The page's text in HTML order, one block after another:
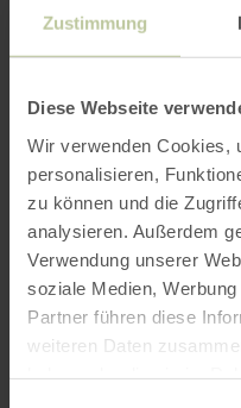
Zustimmung
Diese Webseite
Wir verwenden Cookies,
personalisieren,
zu können und die
analysieren. Außerdem
Verwendung unserer
soziale Medien,
Partner führen diese
weiteren Daten
Contact